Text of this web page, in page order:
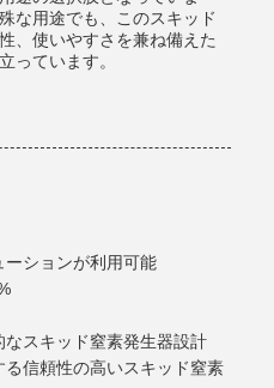
な用途でも、このスキッド
、使いやすさを兼ね備えた
っています。
ーションが利用可能
スキッド窒素発生器設計
信頼性の高いスキッド窒素